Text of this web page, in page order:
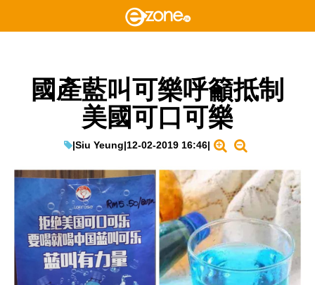
國產藍叫可樂呼籲抵制
美國可口可樂
|Siu Yeung|12-02-2019 16:46|